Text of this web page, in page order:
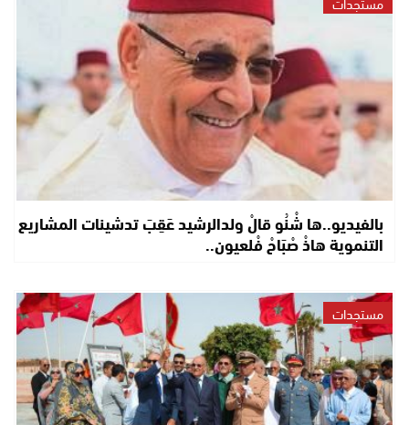
بالفيديو..ها شْنُو قالْ ولدالرشيد عَقِبَ تدشينات المشاريع
التنموية هاذْ صْبَاحْ فْلعيون..
مستجدات